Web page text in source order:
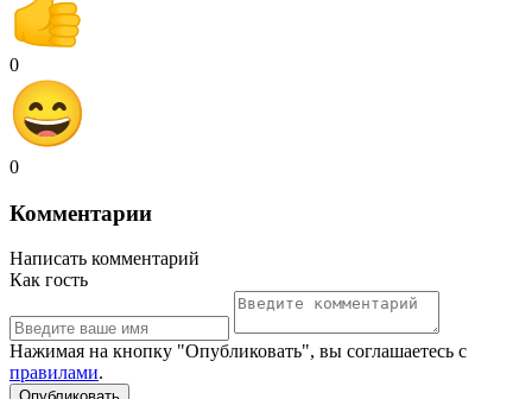
0
0
Комментарии
Написать комментарий
Как гость
Нажимая на кнопку "Опубликовать", вы соглашаетесь с
правилами.